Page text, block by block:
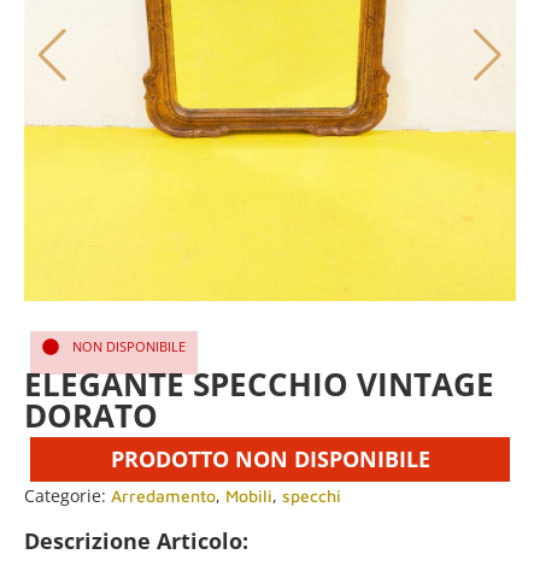
NON DISPONIBILE
ELEGANTE SPECCHIO VINTAGE
DORATO
PRODOTTO NON DISPONIBILE
Categorie: Arredamento, Mobili, specchi
Descrizione Articolo: